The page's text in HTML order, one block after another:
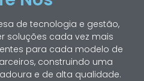
de tecnologia e gestão,
soluções cada vez mais
para cada modelo de
construindo uma
e de alta qualidade.